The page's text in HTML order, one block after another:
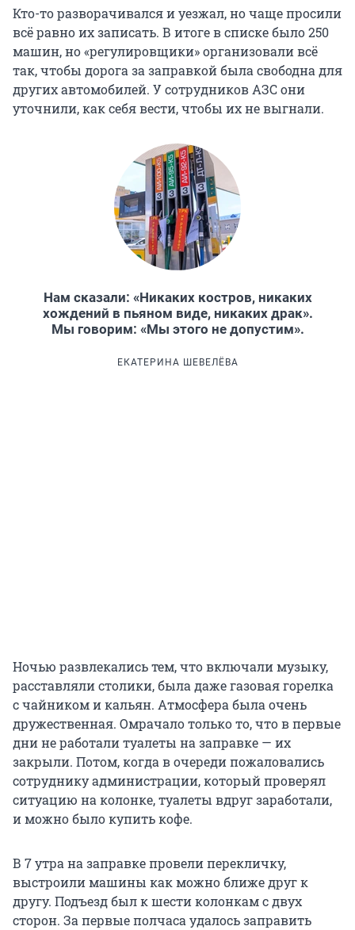
Кто-то разворачивался и уезжал, но чаще просили
всё равно их записать. В итоге в списке было 250
машин, но «регулировщики» организовали всё
так, чтобы дорога за заправкой была свободна для
других автомобилей. У сотрудников АЗС они
уточнили, как себя вести, чтобы их не выгнали.
Нам сказали: «Никаких костров, никаких
хождений в пьяном виде, никаких драк».
Мы говорим: «Мы этого не допустим».
ЕКАТЕРИНА ШЕВЕЛЁВА
Ночью развлекались тем, что включали музыку,
расставляли столики, была даже газовая горелка
с чайником и кальян. Атмосфера была очень
дружественная. Омрачало только то, что в первые
дни не работали туалеты на заправке — их
закрыли. Потом, когда в очереди пожаловались
сотруднику администрации, который проверял
ситуацию на колонке, туалеты вдруг заработали,
и можно было купить кофе.
В 7 утра на заправке провели перекличку,
выстроили машины как можно ближе друг к
другу. Подъезд был к шести колонкам с двух
сторон. За первые полчаса удалось заправить